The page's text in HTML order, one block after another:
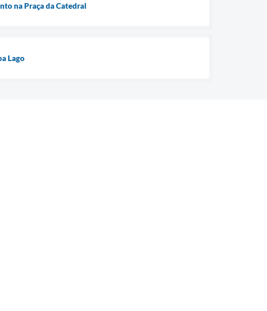
na Praça da Catedral
Lago